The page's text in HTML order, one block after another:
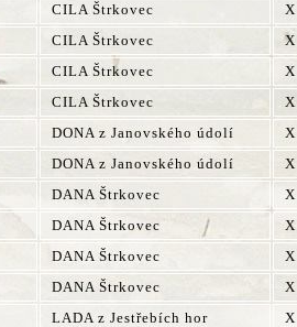
CILA Štrkovec X
CILA Štrkovec X
CILA Štrkovec X
CILA Štrkovec X
DONA z Janovského údolí X
DONA z Janovského údolí X
DANA Štrkovec X
DANA Štrkovec X
DANA Štrkovec X
DANA Štrkovec X
LADA z Jestřebích hor X